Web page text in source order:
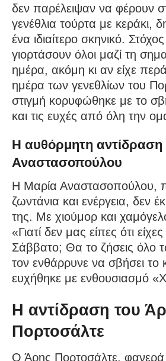
δεν παρέλειψαν να φέρουν
γενέθλια τούρτα με κεράκι,
ένα ιδιαίτερο σκηνικό.
γιορτάσουν όλοι μαζί τη
ημέρα, ακόμη κι αν είχε
ημέρα των γενεθλίων του
στιγμή κορυφώθηκε με το
και τις ευχές από όλη την
Η αυθόρμητη αντίδραση
Αναστασοπούλου
Η Μαρία Αναστασοπούλου,
ζωντάνια και ενέργεια, δεν
της. Με χιούμορ και
«Γιατί δεν μας είπες ότι
Σάββατο; Θα το ζήσεις όλο
τον ενθάρρυνε να σβήσει το
ευχήθηκε με ενθουσιασμό
Η αντίδραση του
Πορτοσάλτε
Ο Άρης Πορτοσάλτε, φανερά